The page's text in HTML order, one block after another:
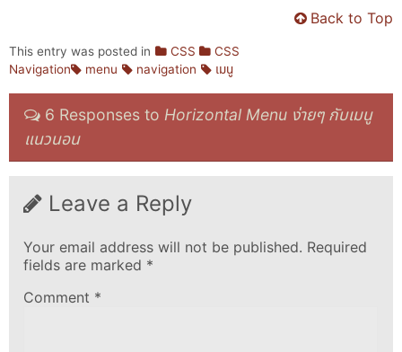
Back to Top
This entry was posted in CSS
CSS
Navigation
menu navigation เมนู
6 Responses to Horizontal Menu ง่ายๆ กับเมนู
แนวนอน
Leave a Reply
Your email address will not be published. Required
fields are marked *
Comment *